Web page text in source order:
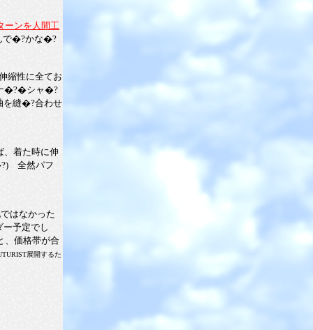
ーンを人間工
で�?かな�?
性に全てお
�?�シャ�?
縫�?合わせ
着た時に伸
全然パフ
はなかった
予定でし
価格帯が合
展開するた